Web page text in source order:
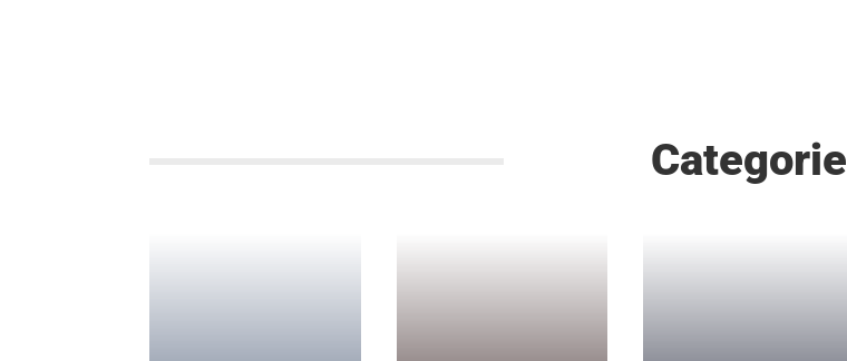
Categorie